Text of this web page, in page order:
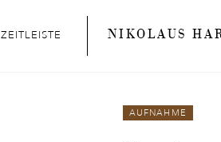
ZEITLEISTE NIKOLAUS
AUFNAHME